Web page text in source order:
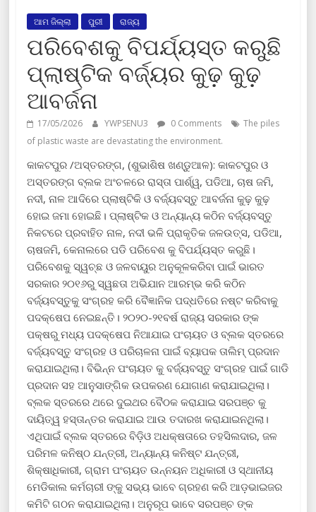
ଆମ ଜିଲ୍ଲା ପୁରୀ ରାଜ୍ୟ
ପରିବେଶକୁ ବିପର୍ଯ୍ୟସ୍ତ କରୁଛି
ପ୍ଲାଷ୍ଟିକ ବର୍ଜ୍ୟର କୁଢ଼ କୁଢ଼
ଆବର୍ଜନା
17/05/2026 YWPSENU3 0 Comments
The piles
of plastic waste are devastating the environment.
କାକଟପୁର /ଅସ୍ତରଙ୍ଗ, (ଶୁଭାଶିଷ ଖଣ୍ଡୁଆଳ): କାକଟପୁର ଓ
ଅସ୍ତରଙ୍ଗ ବ୍ଲକ ଅଂଚଳରେ ରାସ୍ତା ପାର୍ଶ୍ୱ, ପଡିଆ, ଚାଷ ଜମି,
ନଦୀ, ନାଳ ଆଦିରେ ପ୍ଲାଷ୍ଟିକି ଓ ବର୍ଜ୍ୟବସ୍ତୁ ଆବର୍ଜନା କୁଢ଼ କୁଢ଼
ହୋଇ ଜମା ହୋଇଛି। ପ୍ଲାଷ୍ଟିକ ଓ ଅନ୍ୟାନ୍ୟ କଠିନ ବର୍ଜ୍ୟବସ୍ତୁ
ନିକଟରେ ପ୍ରବାହିତ ନାଳ, ନଦୀ ଭଳି ପ୍ରାକୃତିକ ଜଳଉତ୍ସ, ପଡିଆ,
ଚାଷଜମି, କେନାଲରେ ପଡି ପରିବେଶ କୁ ବିପର୍ଯ୍ୟସ୍ତ କରୁଛି।
ପରିବେଶକୁ ସ୍ୱଚ୍ଛ ଓ ଜଳବାୟୁର ଅନୁକୂଳକରିବା ପାଇଁ ଭାରତ
ସରକାର ୨୦୧୬ରୁ ସ୍ୱଛତା ଅଭିଯାନ ଆରମ୍ଭ କରି କଠିନ
ବର୍ଜ୍ୟବସ୍ତୁକୁ ସଂଗ୍ରହ କରି ବୈଜ୍ଞାନିକ ପଦ୍ଧତିରେ ନଷ୍ଟ କରିବାକୁ
ପଦକ୍ଷେପ ନେଇଛନ୍ତି। ୨୦୨୦-୨୧ବର୍ଷ ରାଜ୍ୟ ସରକାର ଙ୍କ
ପକ୍ଷରୁ ମଧ୍ୟ ପଦକ୍ଷେପ ନିଆଯାଇ ପଂଚାୟତ ଓ ବ୍ଲକ ସ୍ତରରେ
ବର୍ଜ୍ୟବସ୍ତୁ ସଂଗ୍ରହ ଓ ପରିଚାଳନା ପାଇଁ ବ୍ୟାପକ ତାଲିମ୍ ପ୍ରଦାନ
କରାଯାଇଥିଲା। ବିଭିନ୍ନ ପଂଚାୟତ କୁ ବର୍ଜ୍ୟବସ୍ତୁ ସଂଗ୍ରହ ପାଇଁ ଗାଡି
ପ୍ରଦାନ ସହ ଆନୁସାଙ୍ଗିକ ଉପକରଣ ଯୋଗାଣ କରାଯାଇଥିଲା।
ବ୍ଲକ ସ୍ତରରେ ଥରେ ଦୁଇଥର ବୈଠକ କରାଯାଇ ସରପଞ୍ଚ କୁ
ଦାୟିତ୍ୱ ହସ୍ତାନ୍ତର କରାଯାଇ ଆଉ ତଦାରଖ କରାଯାଇନଥିଲା।
ଏଥିପାଇଁ ବ୍ଲକ ସ୍ତରରେ ବିଡ଼ିଓ ଅଧକ୍ଷତାରେ ତହସିଲଦାର, ଜଳ
ପରିମଳ କନିଷ୍ଠ ଯନ୍ତ୍ରୀ, ଅନ୍ୟାନ୍ୟ କନିଷ୍ଟ ଯନ୍ତ୍ରୀ,
ଶିକ୍ଷାଧିକାରୀ, ଗ୍ରାମ ପଂଚାୟତ ଉନ୍ନୟନ ଅଧିକାରୀ ଓ ସ୍ଥାନୀୟ
ମେଡିକାଲ କର୍ମଚାରୀ ଙ୍କୁ ସଭ୍ୟ ଭାବେ ଗ୍ରହଣ କରି ଆଡ଼ଭାଇଜର
କମିଟି ଗଠନ କରାଯାଇଥିଲା। ଅନୁରୂପ ଭାବେ ସରପଞ୍ଚ ଙ୍କ